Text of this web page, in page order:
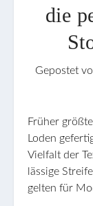
die
Gepostet
Früher
Loden
Vielfalt der
lässige
gelten für